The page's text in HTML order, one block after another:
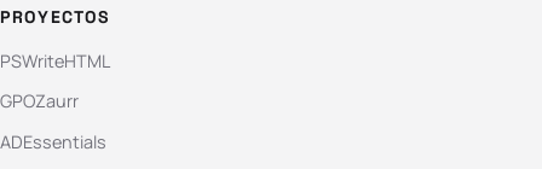
PROYECTOS
PSWriteHTML
GPOZaurr
ADEssentials